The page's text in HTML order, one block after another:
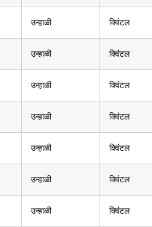
उन्हाळी क्विंटल
उन्हाळी क्विंटल
उन्हाळी क्विंटल
उन्हाळी क्विंटल
उन्हाळी क्विंटल
उन्हाळी क्विंटल
उन्हाळी क्विंटल